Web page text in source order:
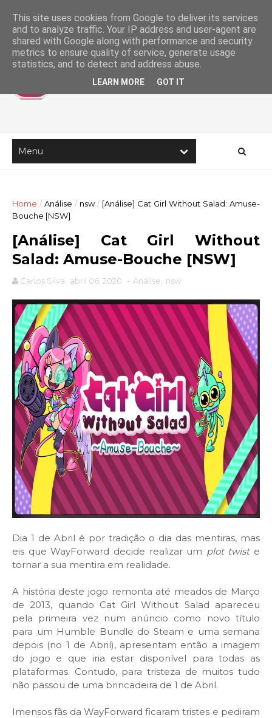
Home / Análise / nsw / [Análise] Cat Girl Without Salad: Amuse-
Bouche [NSW]
[Análise] Cat Girl Without
Salad: Amuse-Bouche [NSW]
Carlos Silva abril 06, 2020 - Análise nsw
Dia 1 de Abril é por tradição o dia das mentiras, mas
eis que WayForward decide realizar um plot twiste
tornar a sua mentira em realidade.
A história deste jogo remonta até meados de Março
de 2013, quando Cat Girl Without Salad apareceu
pela primeira vez num anúncio como novo título
para um Humble Bundle do Steam e uma semana
depois (no 1 de Abril), apresentam então a imagem
do jogo e que iria estar disponível para todas as
plataformas. Contudo, para tristeza de muitos tudo
não passou de uma brincadeira de 1 de Abril.
Imensos fãs da WayForward ficaram tristes e pediram
This site uses cookies from Google to deliver its services
and to analyze traffic. Your IP address and user-agent are
shared with Google along with performance and security
metrics to ensure quality of service, generate usage
statistics, and to detect and address abuse.
LEARN MORE GOT IT